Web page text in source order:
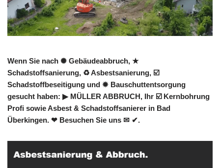
Wenn Sie nach ✺ Gebäudeabbruch, ★
Schadstoffsanierung, ♻ Asbestsanierung, ☑️
Schadstoffbeseitigung und ✹ Bauschuttentsorgung
gesucht haben: ▶︎ MÜLLER ABBRUCH, Ihr ☑️ Kernbohrung
Profi sowie Asbest & Schadstoffsanierer in Bad
Überkingen. ❤ Besuchen Sie uns ✉ ✔.